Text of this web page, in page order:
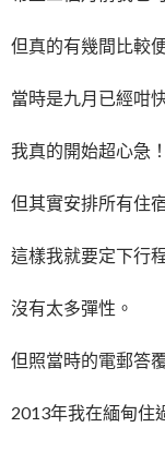
但真的有幾間比較
當時是九月已經咁
我真的開始超心急！
但其實安排所有住
這樣我就要定下行
沒有太多彈性。
但照當時的電郵答
2013年我在緬甸住